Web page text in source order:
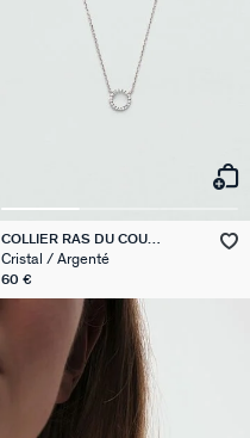
COLLIER RAS DU COU
RONDOU
Cristal / Argenté
60 €